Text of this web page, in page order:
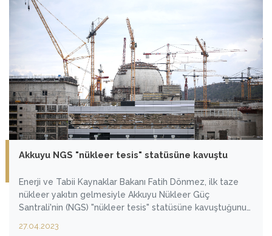
Akkuyu NGS "nükleer tesis" statüsüne kavuştu
Enerji ve Tabii Kaynaklar Bakanı Fatih Dönmez, ilk taze
nükleer yakıtın gelmesiyle Akkuyu Nükleer Güç
Santrali'nin (NGS) "nükleer tesis" statüsüne kavuştuğunu
27.04.2023